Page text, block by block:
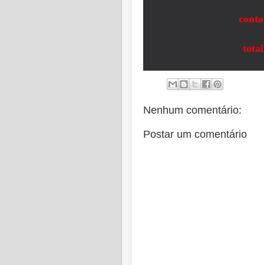
Nenhum comentário:
Postar um comentário